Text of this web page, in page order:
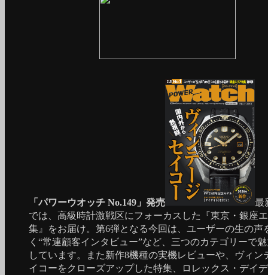
「パワーウオッチ No.149」発売
最
では、高級時計激戦区にフォーカスした『東京・銀座
集』をお届け。第6弾となる今回は、ユーザーの生の声
く“常連顧客インタビュー”など、三つのカテゴリーで
しています。また新作8機種の実機レビューや、ヴィン
イコーをクローズアップした特集、ロレックス・デイ